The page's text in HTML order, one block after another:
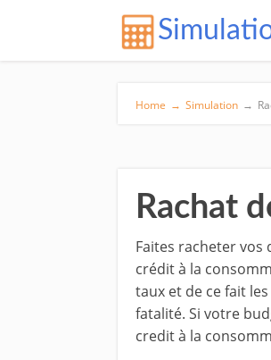
Home → Simulation →
Rachat
Faites racheter
crédit à la
taux et de ce fait
fatalité. Si votre
credit à la